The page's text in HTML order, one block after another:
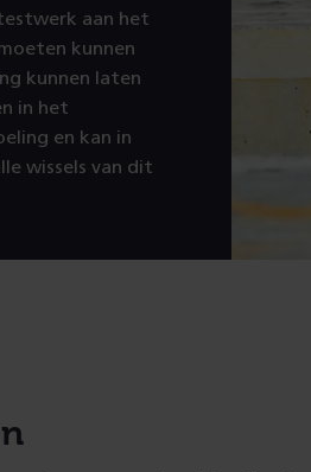
aan het
kunnen
kunnen laten
in het
en kan in
wissels van dit